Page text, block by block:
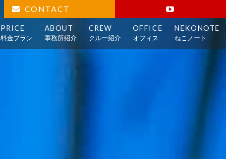
CONTACT
PRICE
料金プラン
ABOUT
事務所紹介
CREW
クルー紹介
OFFICE
オフィス
NEKONOTE
ねこノート